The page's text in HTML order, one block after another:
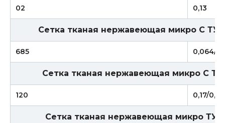
02 0,13
Сетка тканая нержавеющая микро С ТУ
685 0,064/
Сетка тканая нержавеющая микро С
120 0,17/0,13
Сетка тканая нержавеющая микро ТУ